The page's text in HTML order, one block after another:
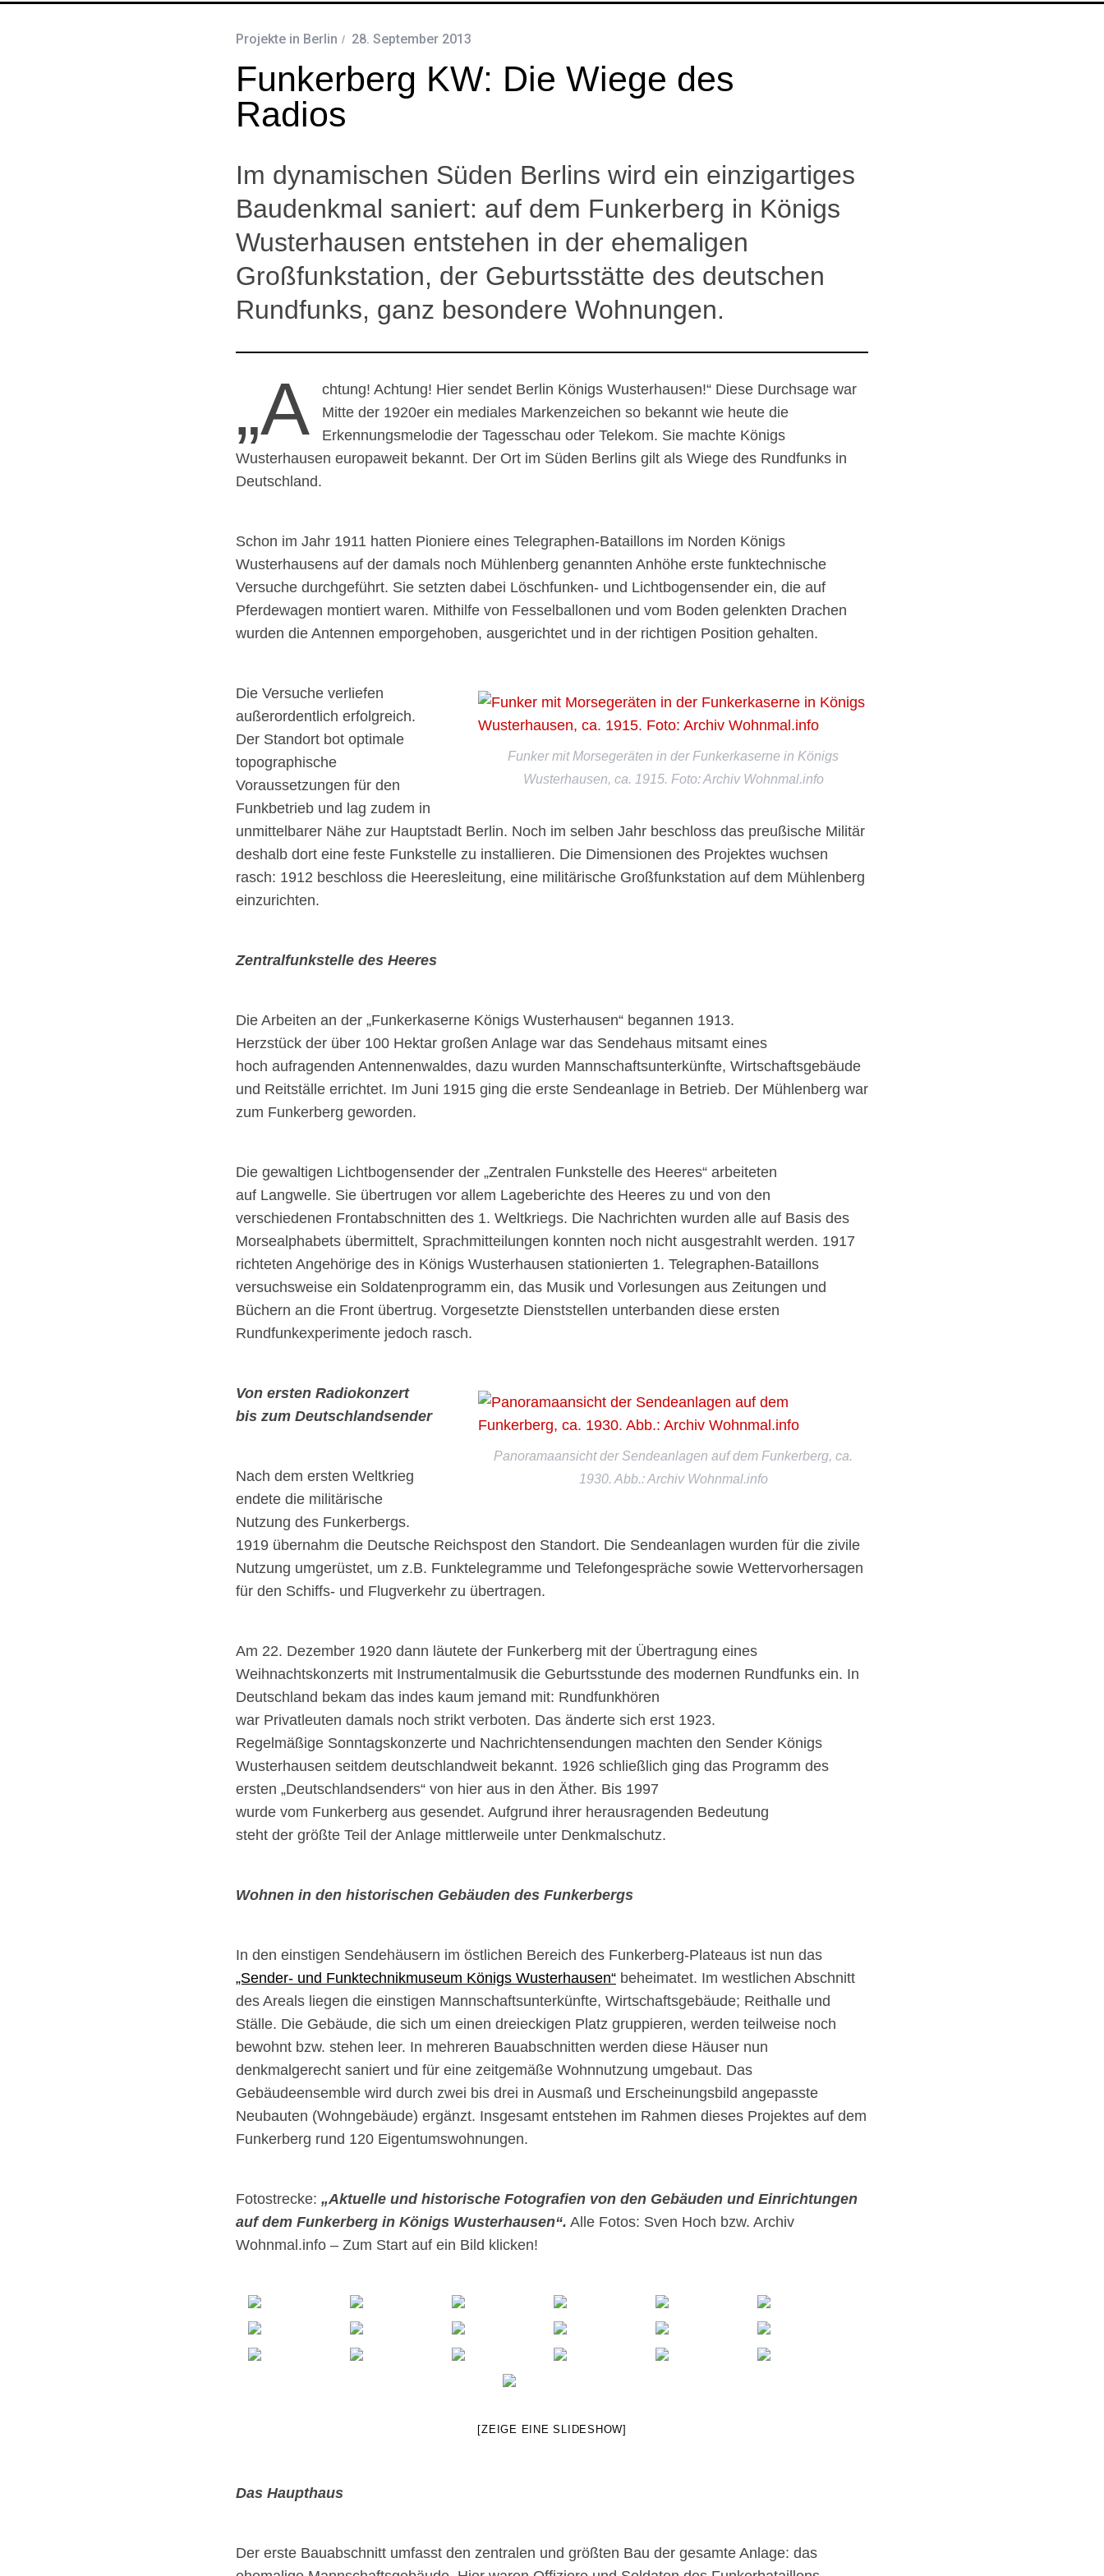
Projekte in Berlin 28. September 2013
Funkerberg KW: Die Wiege des
Radios
Im dynamischen Süden Berlins wird ein einzigartiges
Baudenkmal saniert: auf dem Funkerberg in Königs
Wusterhausen entstehen in der ehemaligen
Großfunkstation, der Geburtsstätte des deutschen
Rundfunks, ganz besondere Wohnungen.
„A
chtung! Achtung! Hier sendet Berlin Königs Wusterhausen!“ Diese Durchsage war
Mitte der 1920er ein mediales Markenzeichen so bekannt wie heute die
Erkennungsmelodie der Tagesschau oder Telekom. Sie machte Königs
Wusterhausen europaweit bekannt. Der Ort im Süden Berlins gilt als Wiege des Rundfunks in
Deutschland.
Schon im Jahr 1911 hatten Pioniere eines Telegraphen-Bataillons im Norden Königs
Wusterhausens auf der damals noch Mühlenberg genannten Anhöhe erste funktechnische
Versuche durchgeführt. Sie setzten dabei Löschfunken- und Lichtbogensender ein, die auf
Pferdewagen montiert waren. Mithilfe von Fesselballonen und vom Boden gelenkten Drachen
wurden die Antennen emporgehoben, ausgerichtet und in der richtigen Position gehalten.
Funker mit Morsegeräten in der Funkerkaserne in Königs
Wusterhausen, ca. 1915. Foto: Archiv Wohnmal.info
Die Versuche verliefen
außerordentlich erfolgreich.
Der Standort bot optimale
topographische
Voraussetzungen für den
Funkbetrieb und lag zudem in
unmittelbarer Nähe zur Hauptstadt Berlin. Noch im selben Jahr beschloss das preußische Militär
deshalb dort eine feste Funkstelle zu installieren. Die Dimensionen des Projektes wuchsen
rasch: 1912 beschloss die Heeresleitung, eine militärische Großfunkstation auf dem Mühlenberg
einzurichten.
Zentralfunkstelle des Heeres
Die Arbeiten an der „Funkerkaserne Königs Wusterhausen“ begannen 1913.
Herzstück der über 100 Hektar großen Anlage war das Sendehaus mitsamt eines
hoch aufragenden Antennenwaldes, dazu wurden Mannschaftsunterkünfte, Wirtschaftsgebäude
und Reitställe errichtet. Im Juni 1915 ging die erste Sendeanlage in Betrieb. Der Mühlenberg war
zum Funkerberg geworden.
Die gewaltigen Lichtbogensender der „Zentralen Funkstelle des Heeres“ arbeiteten
auf Langwelle. Sie übertrugen vor allem Lageberichte des Heeres zu und von den
verschiedenen Frontabschnitten des 1. Weltkriegs. Die Nachrichten wurden alle auf Basis des
Morsealphabets übermittelt, Sprachmitteilungen konnten noch nicht ausgestrahlt werden. 1917
richteten Angehörige des in Königs Wusterhausen stationierten 1. Telegraphen-Bataillons
versuchsweise ein Soldatenprogramm ein, das Musik und Vorlesungen aus Zeitungen und
Büchern an die Front übertrug. Vorgesetzte Dienststellen unterbanden diese ersten
Rundfunkexperimente jedoch rasch.
Panoramaansicht der Sendeanlagen auf dem Funkerberg, ca.
1930. Abb.: Archiv Wohnmal.info
Von ersten Radiokonzert
bis zum Deutschlandsender
Nach dem ersten Weltkrieg
endete die militärische
Nutzung des Funkerbergs.
1919 übernahm die Deutsche Reichspost den Standort. Die Sendeanlagen wurden für die zivile
Nutzung umgerüstet, um z.B. Funktelegramme und Telefongespräche sowie Wettervorhersagen
für den Schiffs- und Flugverkehr zu übertragen.
Am 22. Dezember 1920 dann läutete der Funkerberg mit der Übertragung eines
Weihnachtskonzerts mit Instrumentalmusik die Geburtsstunde des modernen Rundfunks ein. In
Deutschland bekam das indes kaum jemand mit: Rundfunkhören
war Privatleuten damals noch strikt verboten. Das änderte sich erst 1923.
Regelmäßige Sonntagskonzerte und Nachrichtensendungen machten den Sender Königs
Wusterhausen seitdem deutschlandweit bekannt. 1926 schließlich ging das Programm des
ersten „Deutschlandsenders“ von hier aus in den Äther. Bis 1997
wurde vom Funkerberg aus gesendet. Aufgrund ihrer herausragenden Bedeutung
steht der größte Teil der Anlage mittlerweile unter Denkmalschutz.
Wohnen in den historischen Gebäuden des Funkerbergs
In den einstigen Sendehäusern im östlichen Bereich des Funkerberg-Plateaus ist nun das
„Sender- und Funktechnikmuseum Königs Wusterhausen“ beheimatet. Im westlichen Abschnitt
des Areals liegen die einstigen Mannschaftsunterkünfte, Wirtschaftsgebäude; Reithalle und
Ställe. Die Gebäude, die sich um einen dreieckigen Platz gruppieren, werden teilweise noch
bewohnt bzw. stehen leer. In mehreren Bauabschnitten werden diese Häuser nun
denkmalgerecht saniert und für eine zeitgemäße Wohnnutzung umgebaut. Das
Gebäudeensemble wird durch zwei bis drei in Ausmaß und Erscheinungsbild angepasste
Neubauten (Wohngebäude) ergänzt. Insgesamt entstehen im Rahmen dieses Projektes auf dem
Funkerberg rund 120 Eigentumswohnungen.
Fotostrecke: „Aktuelle und historische Fotografien von den Gebäuden und Einrichtungen
auf dem Funkerberg in Königs Wusterhausen“. Alle Fotos: Sven Hoch bzw. Archiv
Wohnmal.info – Zum Start auf ein Bild klicken!
[ZEIGE EINE SLIDESHOW]
Das Haupthaus
Der erste Bauabschnitt umfasst den zentralen und größten Bau der gesamte Anlage: das